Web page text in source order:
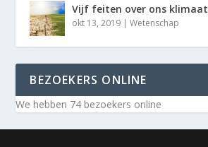
Vijf feiten over ons klimaat
okt 13, 2019 |Wetenschap
BEZOEKERS ONLINE
We hebben 74 bezoekers online